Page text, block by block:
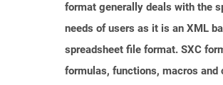
format generally deals with the
needs of users as it is an XML
spreadsheet file format. SXC
formulas, functions, macros and